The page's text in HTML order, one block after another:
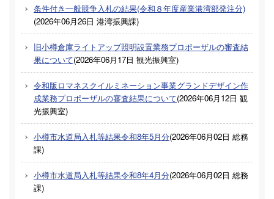
条件付き一般競争入札の結果(令和８年度産業港湾部発注分)
(2026年06月26日 港湾振興課)
旧小樽倉庫ライトアップ照明設置業務プロポーザルの審査結
果について(2026年06月17日 観光振興室)
令和版ロマネスクイルミネーション事業グランドデザイン作
成業務プロポーザルの審査結果について(2026年06月12日 観
光振興室)
小樽市水道局入札等結果令和8年5月分(2026年06月02日 総務
課)
小樽市水道局入札等結果令和8年4月分(2026年06月02日 総務
課)